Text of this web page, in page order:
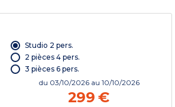
Studio 2 pers.
2 pièces 4 pers.
3 pièces 6 pers.
du 03/10/2026 au 10/10/2026
299 €